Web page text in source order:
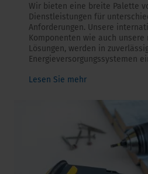
Wir bieten eine breite Palette
Dienstleistungen für
Anforderungen. Unsere
Komponenten wie auch
Lösungen, werden in
Energieversorgungssystemen
Lesen Sie mehr